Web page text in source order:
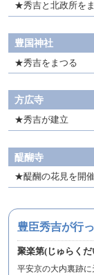
秀吉と北政所を
豊国神社
秀吉をまつる
方広寺
秀吉が建立
醍醐寺
醍醐の花見を開
豊臣秀吉が行
聚楽第(じゅらく
平安京の大内裏跡に